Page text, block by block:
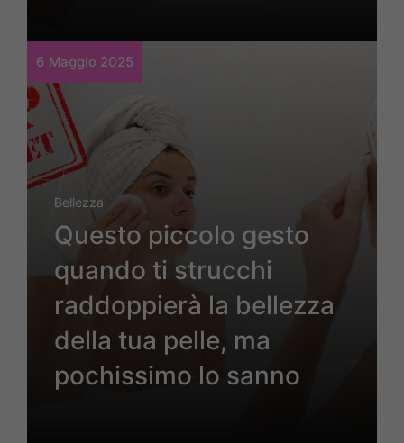
6 Maggio 2025
Bellezza
Questo piccolo gesto
quando ti strucchi
raddoppierà la bellezza
della tua pelle, ma
pochissimo lo sanno